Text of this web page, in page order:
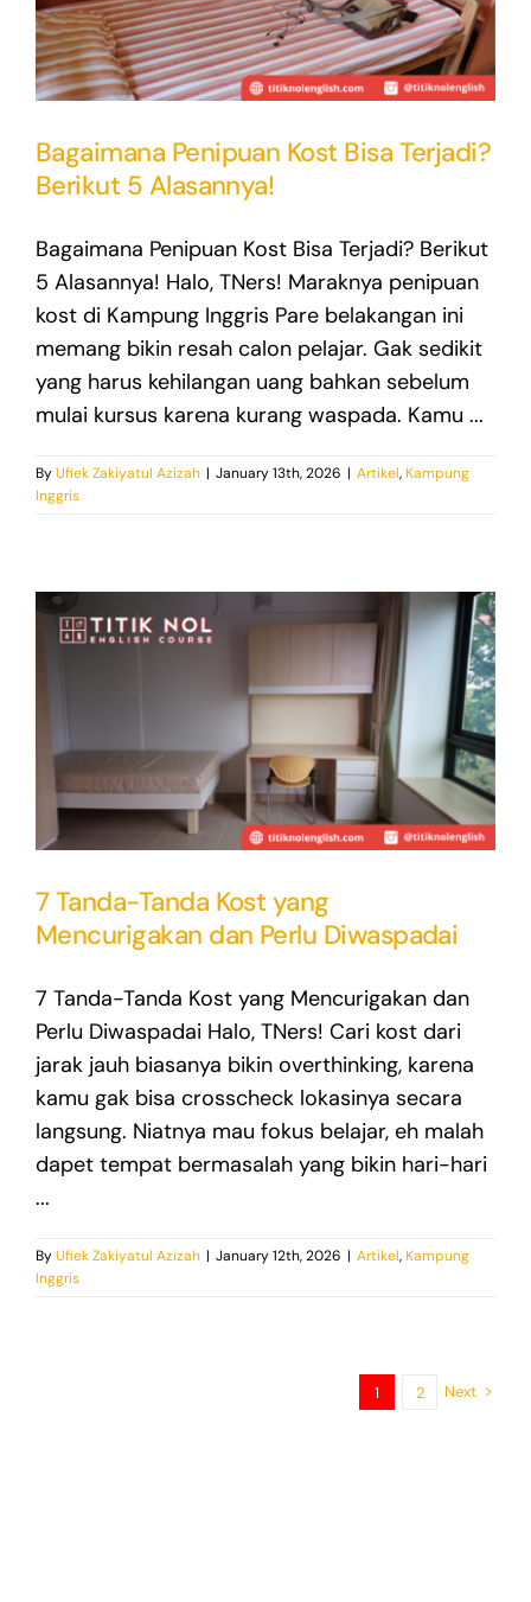
Bagaimana Penipuan Kost Bisa Terjadi?
Berikut 5 Alasannya!
Bagaimana Penipuan Kost Bisa Terjadi? Berikut
5 Alasannya! Halo, TNers! Maraknya penipuan
kost di Kampung Inggris Pare belakangan ini
memang bikin resah calon pelajar. Gak sedikit
yang harus kehilangan uang bahkan sebelum
mulai kursus karena kurang waspada. Kamu ...
ByUfiek Zakiyatul Azizah | January 13th, 2026 | Artikel, Kampung
Inggris
7 Tanda-Tanda Kost yang
Mencurigakan dan Perlu Diwaspadai
7 Tanda-Tanda Kost yang Mencurigakan dan
Perlu Diwaspadai Halo, TNers! Cari kost dari
jarak jauh biasanya bikin overthinking, karena
kamu gak bisa crosscheck lokasinya secara
langsung. Niatnya mau fokus belajar, eh malah
dapet tempat bermasalah yang bikin hari-hari
...
ByUfiek Zakiyatul Azizah | January 12th, 2026 | Artikel, Kampung
Inggris
1 2 Next